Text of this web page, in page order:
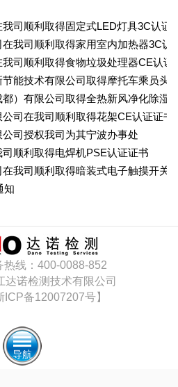
司顺利取得固定式LED灯具3C认证
我司顺利取得家用室内加热器3C认
我司顺利取得食物垃圾处理器CE认证
能技术有限公司取得摩托车乘员头
）有限公司取得全热新风净化除湿
司在我司顺利取得花架CE认证证书
司授权我司为其宁波办事处
顺利取得电焊机PSE认证证书
我司顺利取得暗装式电子触摸开关
知
热线：400-0088-852
达诺检测技术有限公司
ICP备12007207号】
导航